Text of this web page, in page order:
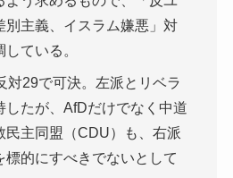
別主義、イスラム嫌悪」対
ている。
対29で可決。左派とリベラ
したが、AfDだけでなく中道
民主同盟（CDU）も、右派
標的にすべきでないとして